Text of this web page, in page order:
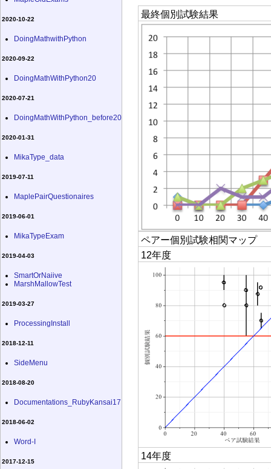
最終個別試験結果
ペアー個別試験相関マップ
12年度
14年度
2020-10-22
DoingMathwithPython
2020-09-22
DoingMathWithPython20
2020-07-21
DoingMathWithPython_before20
2020-01-31
MikaType_data
2019-07-11
MaplePairQuestionaires
2019-06-01
MikaTypeExam
2019-04-03
SmartOrNaiive
MarshMallowTest
2019-03-27
ProcessingInstall
2018-12-11
SideMenu
2018-08-20
Documentations_RubyKansai17
2018-06-02
Word-I
2017-12-15